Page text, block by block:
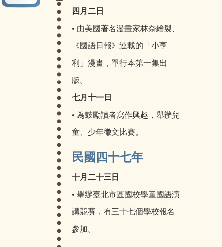
四月二日
• 由美國著名漫畫家林奈繪製、
《國語日報》連載的「小亨
利」漫畫，單行本第一集出
版。
七月十一日
• 為鼓勵讀者寫作興趣，舉辦兒
童、少年徵文比賽。
民國四十七年
十月二十三日
• 舉辦臺北市區國校學童國語演
講競賽，有三十七個學校報名
參加。